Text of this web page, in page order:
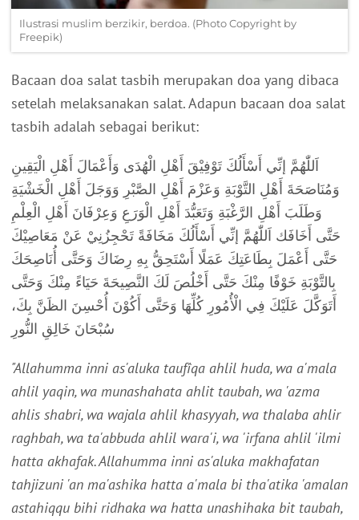
Ilustrasi muslim berzikir, berdoa. (Photo Copyright by
Freepik)
Bacaan doa salat tasbih merupakan doa yang dibaca
setelah melaksanakan salat. Adapun bacaan doa salat
tasbih adalah sebagai berikut:
اَللّٰهُمَّ إنِّي أَسْأَلُكَ تَوْفِيْقَ أَهْلِ الْهُدَى وَأَعْمَالَ أَهْلِ الْيَقِينِ
وَمُنَاصَحَةَ أَهْلِ التَّوْبَةِ وَعَزْمَ أَهْلِ الصَّبْرِ وَوَجَلَ أَهْلِ الْخَشْيَةِ
وَطَلَبَ أَهْلِ الرَّغْبَةِ وَتَعَبُّدَ أَهْلِ الْوَرَعِ وَعِرْفَانَ أَهْلِ الْعِلْمِ
حَتَّى أَخَافَك اَللّٰهُمَّ إنِّي أَسْأَلُكَ مَخَافَةً تَحْجِزُنِيْ عَنْ مَعَاصِيْكَ
حَتَّى أَعْمَلَ بِطَاعَتِكَ عَمَلًا أَسْتَحِقُّ بِهِ رِضَاكَ وَحَتَّى أُنَاصِحَكَ
بِالتَّوْبَةِ خَوْفًا مِنْكَ حَتَّى أَخْلُصَ لَكَ النَّصِيحَةَ حَيَاءً مِنْكَ وَحَتَّى
أَتَوَكَّلَ عَلَيْكَ فِي الْأُمُورِ كُلِّهَا وَحَتَّى أَكُوْنَ أُحْسِنَ الظَنَّ بِكَ،
سُبْحَانَ خَالِقِ النُّورِ
"Allahumma inni as'aluka taufîqa ahlil huda, wa a'mala
ahlil yaqin, wa munashahata ahlit taubah, wa 'azma
ahlis shabri, wa wajala ahlil khasyyah, wa thalaba ahlir
raghbah, wa ta'abbuda ahlil wara'i, wa 'irfana ahlil 'ilmi
hatta akhafak. Allahumma inni as'aluka makhafatan
tahjizuni 'an ma'ashika hatta a'mala bi tha'atika 'amalan
astahiqqu bihi ridhaka wa hatta unashihaka bit taubah,